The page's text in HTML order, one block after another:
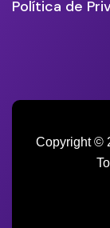
Política de
Copyright ©